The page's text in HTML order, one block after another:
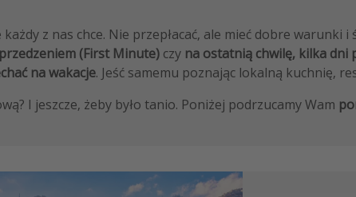
z nas chce. Nie przepłacać, ale mieć dobre warunki i
(First Minute) czy na ostatnią chwilę, kilka dni
na wakacje. Jeść samemu poznając lokalną kuchnię,
I jeszcze, żeby było tanio. Poniżej podrzucamy Wam